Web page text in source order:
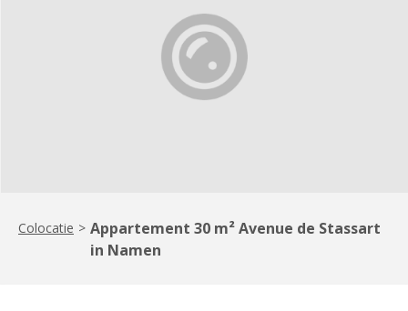
Colocatie > Appartement 30 m² Avenue de Stassart
in Namen